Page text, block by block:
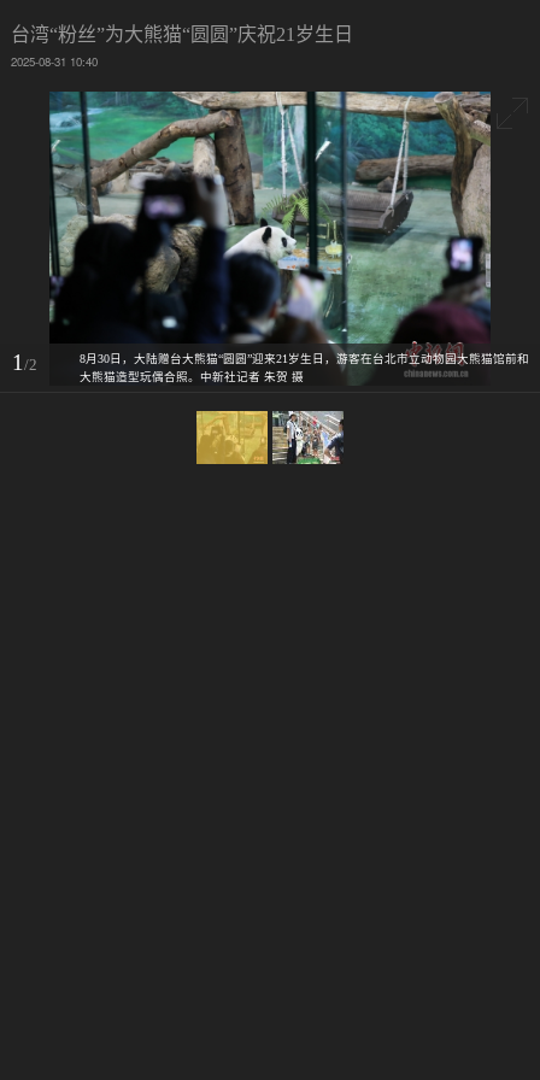
台湾“粉丝”为大熊猫“圆圆”庆祝21岁生日
2025-08-31 10:40
1/2
8月30日，大陆赠台大熊猫“圆圆”迎来21岁生日，游客在台北市立动物园大熊猫馆前和
大熊猫造型玩偶合照。中新社记者 朱贺 摄